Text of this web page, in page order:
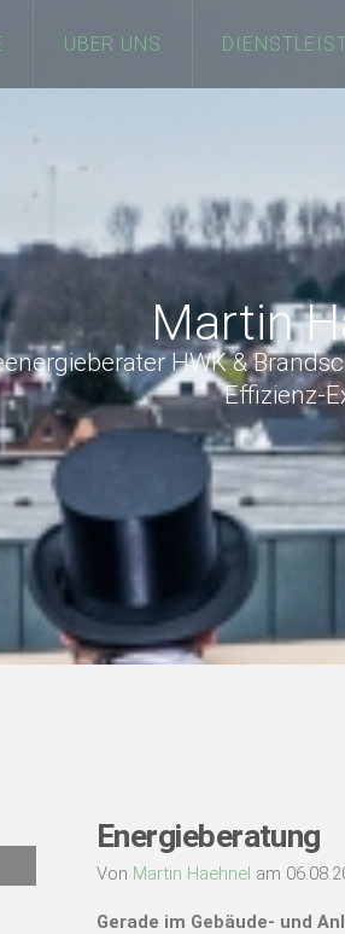
ÜBER UNS
Martin
HWK &
Effizienz-
Energieberatung
Von Martin Haehnel am
Gerade im Gebäude- und